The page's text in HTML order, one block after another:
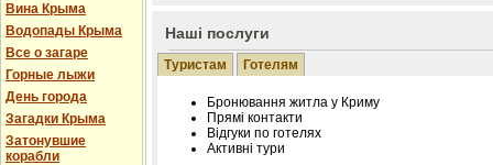
Вина Крыма
Водопады Крыма
Все о загаре
Горные лыжи
День города
Загадки Крыма
Затонувшие
корабли
Наші послуги
Туристам Готелям
Бронювання житла у Криму
Прямі контакти
Відгуки по готелях
Активні тури